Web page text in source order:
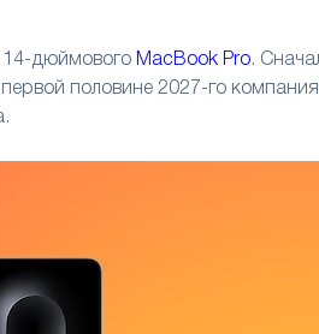
14-дюймового MacBook Pro.
половине 2027-го компания